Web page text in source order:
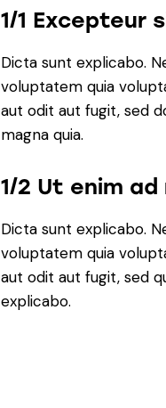
1/1 Excepteur
Dicta sunt explicabo.
voluptatem quia
aut odit aut fugit, sed
magna quia.
1/2 Ut enim ad
Dicta sunt explicabo.
voluptatem quia
aut odit aut fugit, sed
explicabo.